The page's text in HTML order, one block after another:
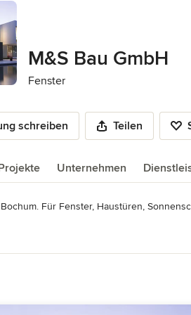
M&S Bau GmbH
Fenster
schreiben Teilen
Unternehmen
Für Fenster, Haustüren,
Lütkendorpweg 14 44805 Bochum
(Dipl.-Betriebswirtin)